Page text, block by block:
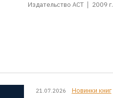
Издательство АСТ 2009 г.
21.07.2026 Новинки книг